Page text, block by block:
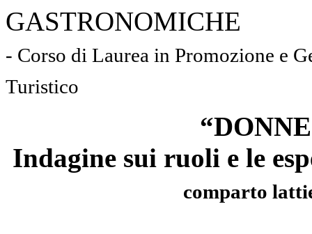
GASTRONOMICHE
- Corso di Laurea in Promozione e
Turistico
Indagine sui ruoli e le
comparto